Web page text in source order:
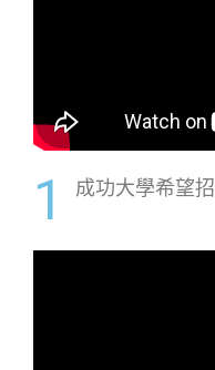
1 成功大學希望